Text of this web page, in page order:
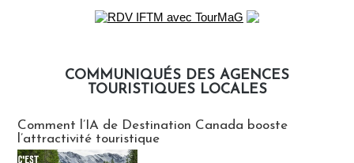
COMMUNIQUÉS DES AGENCES
TOURISTIQUES LOCALES
Comment l’IA de Destination Canada booste
l’attractivité touristique